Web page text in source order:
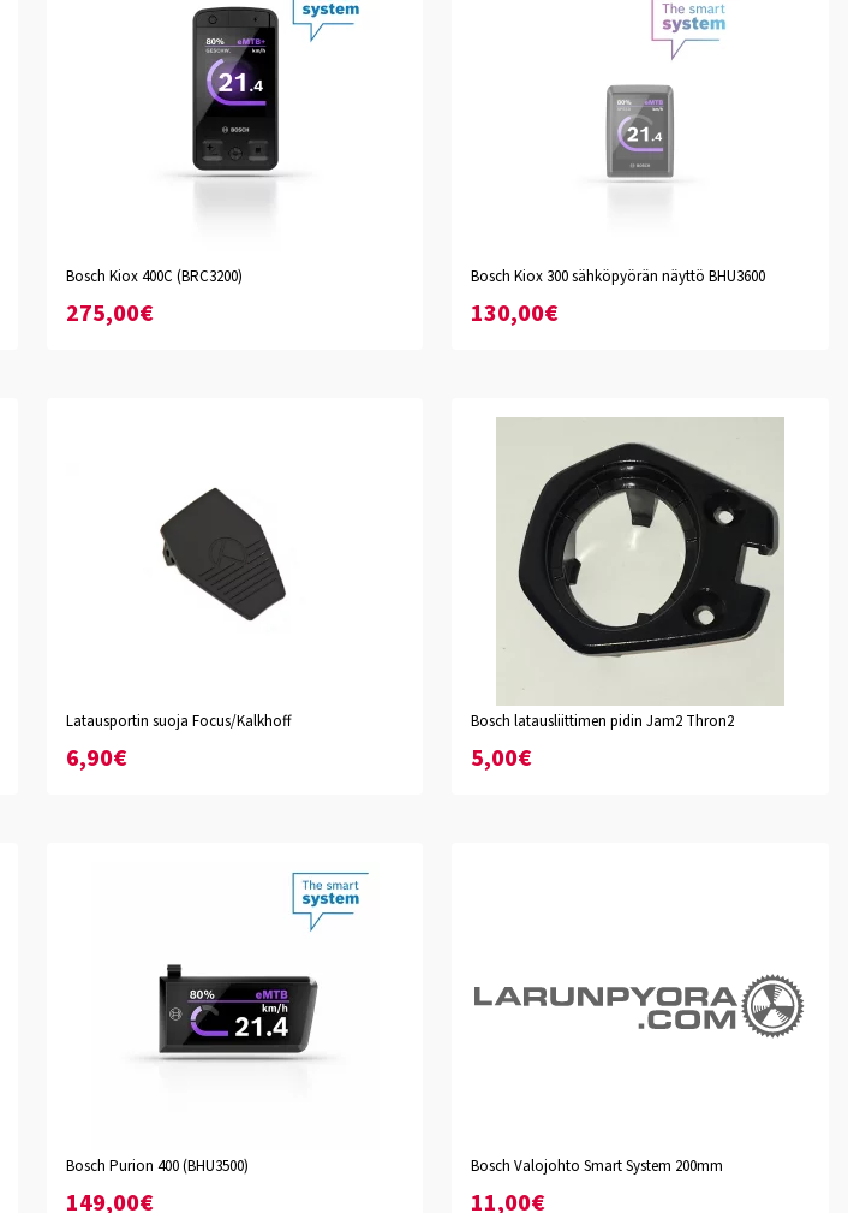
Bosch Kiox 400C (BRC3200)
275,00€
Bosch Kiox 300 sähköpyörän näyttö BHU3600
130,00€
Latausportin suoja Focus/Kalkhoff
6,90€
Bosch latausliittimen pidin Jam2 Thron2
5,00€
Bosch Purion 400 (BHU3500)
149,00€
Etuvalo Takavalo
Bosch Valojohto Smart System 200mm
11,00€